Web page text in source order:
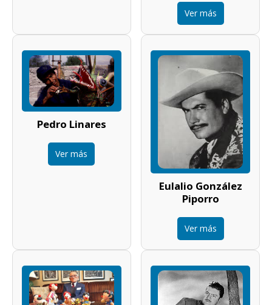
Ver más
Pedro Linares
Ver más
Eulalio González
Piporro
Ver más